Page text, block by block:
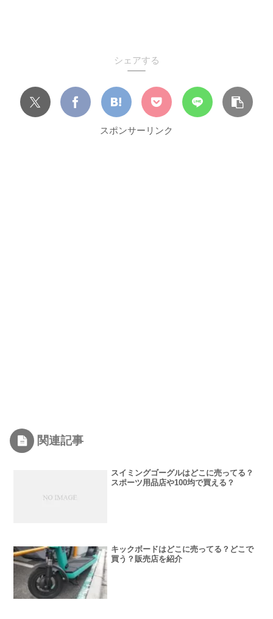
シェアする
スポンサーリンク
関連記事
スイミングゴーグルはどこに売ってる？
スポーツ用品店や100均で買える？
キックボードはどこに売ってる？どこで
買う？販売店を紹介